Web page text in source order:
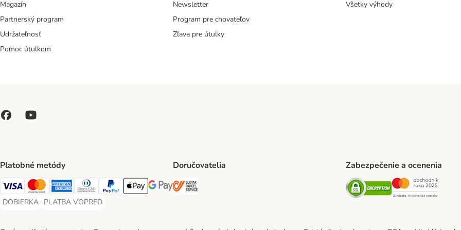
Magazín
Partnerský program
Udržateľnosť
Pomoc útulkom
Newsletter
Program pre chovateľov
Zľava pre útulky
Všetky výhody
Platobné metódy
Visa Payment Method
Mastercard Payment Method
American Express Payment Method
Diners Club Payment Method
PayPal Payment Method
Apple Pay Payment Method
Google Pay Payment Method
DOBIERKA
DOBIERKA Payment Method
PLATBA VOPRED
PLATBA VOPRED Payment Method
Doručovatelia Zabezpečenie a ocenenia
Security